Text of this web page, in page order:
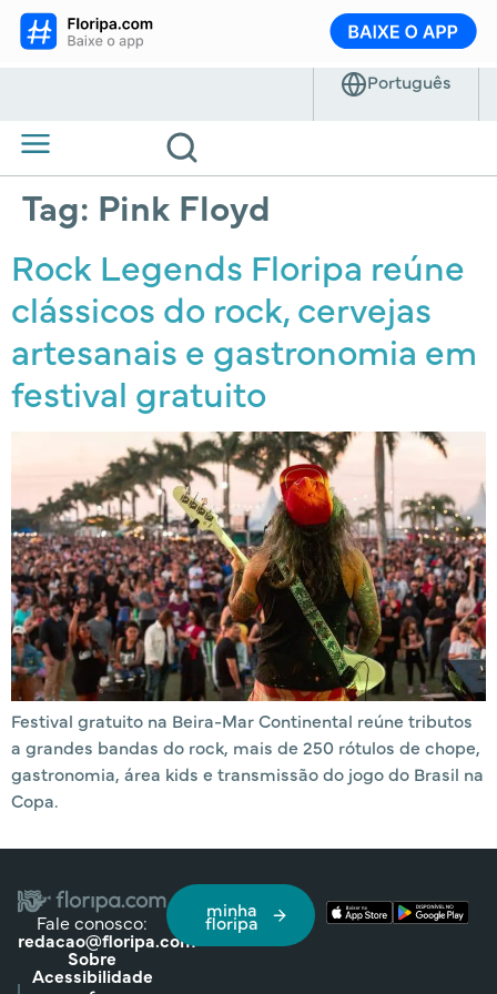
Tag: Pink Floyd
Rock Legends Floripa reúne
clássicos do rock, cervejas
artesanais e gastronomia em
festival gratuito
Festival gratuito na Beira-Mar Continental reúne tributos
a grandes bandas do rock, mais de 250 rótulos de chope,
gastronomia, área kids e transmissão do jogo do Brasil na
Copa.
Fale conosco:
redacao@floripa.com
Sobre
Acessibilidade
minha
floripa